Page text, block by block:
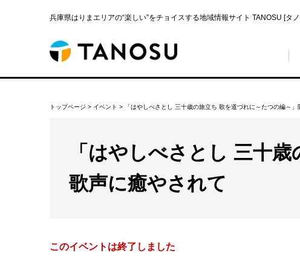
兵庫県はりまエリアの“楽しい”をチョイスする地域情報サイト TANOSU [タ
トップページ > イベント > 「はやしべさとし 三十歳の旅立ち 歌を道づれに～たつの編～
「はやしべさとし 三十
歌声に癒やされて
このイベントは終了しました